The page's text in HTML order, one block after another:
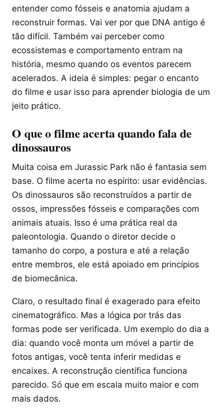
entender como fósseis e anatomia ajudam a
reconstruir formas. Vai ver por que DNA antigo é
tão difícil. Também vai perceber como
ecossistemas e comportamento entram na
história, mesmo quando os eventos parecem
acelerados. A ideia é simples: pegar o encanto
do filme e usar isso para aprender biologia de um
jeito prático.
O que o filme acerta quando fala de
dinossauros
Muita coisa em Jurassic Park não é fantasia sem
base. O filme acerta no espírito: usar evidências.
Os dinossauros são reconstruídos a partir de
ossos, impressões fósseis e comparações com
animais atuais. Isso é uma prática real da
paleontologia. Quando o diretor decide o
tamanho do corpo, a postura e até a relação
entre membros, ele está apoiado em princípios
de biomecânica.
Claro, o resultado final é exagerado para efeito
cinematográfico. Mas a lógica por trás das
formas pode ser verificada. Um exemplo do dia a
dia: quando você monta um móvel a partir de
fotos antigas, você tenta inferir medidas e
encaixes. A reconstrução científica funciona
parecido. Só que em escala muito maior e com
mais dados.